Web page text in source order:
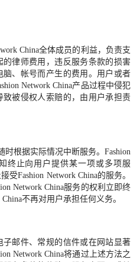
China全体成员的利益，负责支
律师费用，违反服务条款的损害
、帐号而产生的费用。用户或者
Network China产品过程中侵犯
被侵权人索赔的，由用户承担责
时根据实际情况中断服务。 Fashion
终止向用户提供某一项或多项服
受Fashion Network China的服务。
Network China服务的权利立即终
China不再对用户承担任何义务。
邮件、常规的信件或在网站显著
Network China将通过上述方法之